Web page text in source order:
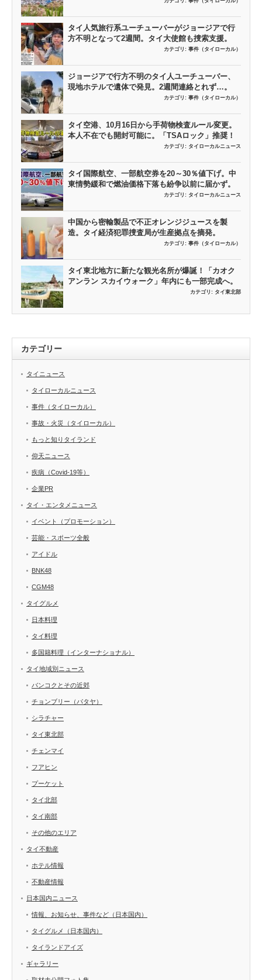
タイ人気旅行系ユーチューバーがジョージアで行
方不明となって2週間。タイ大使館も捜索支援。
カテゴリ: 事件（タイローカル）
ジョージアで行方不明のタイ人ユーチューバー、
現地ホテルで遺体で発見。2週間連絡とれず…。
カテゴリ: 事件（タイローカル）
タイ空港、10月16日から手荷物検査ルール変更。
本人不在でも開封可能に。「TSAロック」推奨！
カテゴリ: タイローカルニュース
タイ国際航空、一部航空券を20～30％値下げ。中
東情勢緩和で燃油価格下落も紛争以前に届かず。
カテゴリ: タイローカルニュース
中国から密輸製品で不正オレンジジュースを製
造。タイ経済犯罪捜査局が生産拠点を摘発。
カテゴリ: 事件（タイローカル）
タイ東北地方に新たな観光名所が爆誕！「カオク
アンラン スカイウォーク」年内にも一部完成へ。
カテゴリ: タイ東北部
カテゴリー
タイニュース
タイローカルニュース
事件（タイローカル）
事故・火災（タイローカル）
もっと知りタイランド
仰天ニュース
疾病（Covid-19等）
企業PR
タイ・エンタメニュース
イベント（プロモーション）
芸能・スポーツ全般
アイドル
BNK48
CGM48
タイグルメ
日本料理
タイ料理
多国籍料理（インターナショナル）
タイ地域別ニュース
バンコクとその近郊
チョンブリー（パタヤ）
シラチャー
タイ東北部
チェンマイ
フアヒン
プーケット
タイ北部
タイ南部
その他のエリア
タイ不動産
ホテル情報
不動産情報
日本国内ニュース
情報、お知らせ、事件など（日本国内）
タイグルメ（日本国内）
タイランドアイズ
ギャラリー